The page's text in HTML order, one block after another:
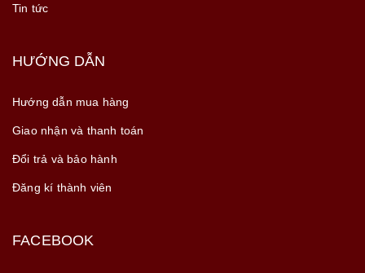
Tin tức
HƯỚNG DẪN
Hướng dẫn mua hàng
Giao nhận và thanh toán
Đổi trả và bảo hành
Đăng kí thành viên
FACEBOOK